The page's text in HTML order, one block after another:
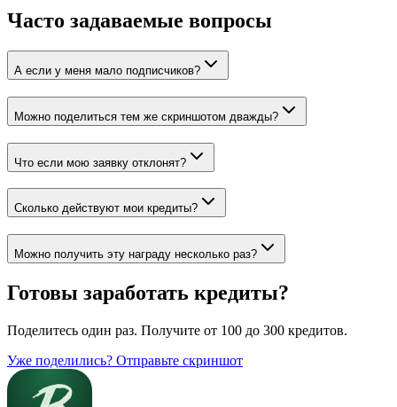
Часто задаваемые вопросы
А если у меня мало подписчиков?
Можно поделиться тем же скриншотом дважды?
Что если мою заявку отклонят?
Сколько действуют мои кредиты?
Можно получить эту награду несколько раз?
Готовы заработать кредиты?
Поделитесь один раз. Получите от 100 до 300 кредитов.
Уже поделились? Отправьте скриншот